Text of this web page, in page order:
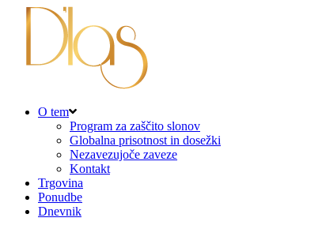
O tem
Program za zaščito slonov
Globalna prisotnost in dosežki
Nezavezujoče zaveze
Kontakt
Trgovina
Ponudbe
Dnevnik